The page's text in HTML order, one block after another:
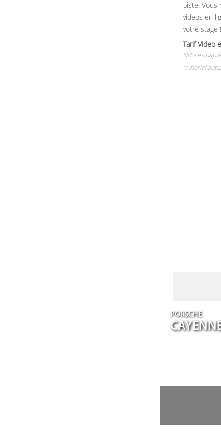
piste. Vous
videos en
votre stage !
Tarif Video
NB: Les
matériel
PORSCHE